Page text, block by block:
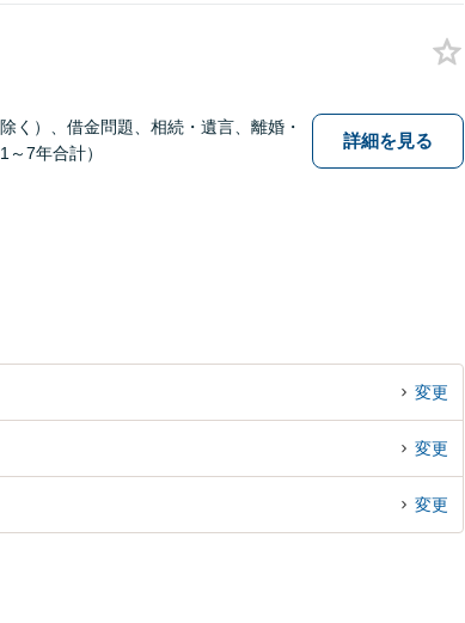
）、借金問題、相続・遺言、離婚・
7年合計）
詳細を見る
変更
変更
変更